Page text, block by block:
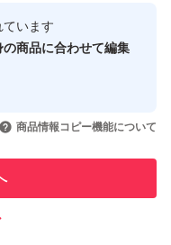
全なユーザーです
了させた実績があります
引実績があります
ています
の商品に合わせて編集
商品情報コピー機能について